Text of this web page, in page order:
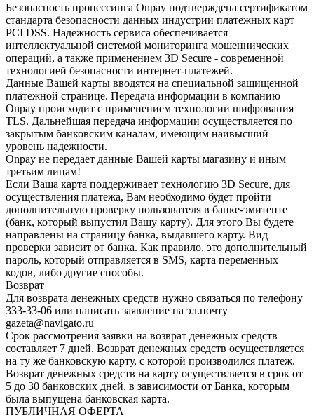
Безопасность процессинга Onpay подтверждена сертификатом
стандарта безопасности данных индустрии платежных карт
PCI DSS. Надежность сервиса обеспечивается
интеллектуальной системой мониторинга мошеннических
операций, а также применением 3D Secure - современной
технологией безопасности интернет-платежей.
Данные Вашей карты вводятся на специальной защищенной
платежной странице. Передача информации в компанию
Onpay происходит с применением технологии шифрования
TLS. Дальнейшая передача информации осуществляется по
закрытым банковским каналам, имеющим наивысший
уровень надежности.
Onpay не передает данные Вашей карты магазину и иным
третьим лицам!
Если Ваша карта поддерживает технологию 3D Secure, для
осуществления платежа, Вам необходимо будет пройти
дополнительную проверку пользователя в банке-эмитенте
(банк, который выпустил Вашу карту). Для этого Вы будете
направлены на страницу банка, выдавшего карту. Вид
проверки зависит от банка. Как правило, это дополнительный
пароль, который отправляется в SMS, карта переменных
кодов, либо другие способы.
Возврат
Для возврата денежных средств нужно связаться по телефону
333-33-06 или написать заявление на эл.почту
gazeta@navigato.ru
Срок рассмотрения заявки на возврат денежных средств
составляет 7 дней. Возврат денежных средств осуществляется
на ту же банковскую карту, с которой производился платеж.
Возврат денежных средств на карту осуществляется в срок от
5 до 30 банковских дней, в зависимости от Банка, которым
была выпущена банковская карта.
ПУБЛИЧНАЯ ОФЕРТА